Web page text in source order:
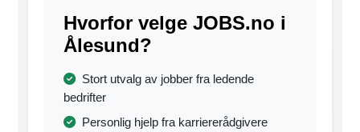
Hvorfor velge JOBS.no i
Ålesund?
Stort utvalg av jobber fra ledende
bedrifter
Personlig hjelp fra karriererådgivere